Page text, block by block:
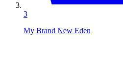
3
My Brand New Eden